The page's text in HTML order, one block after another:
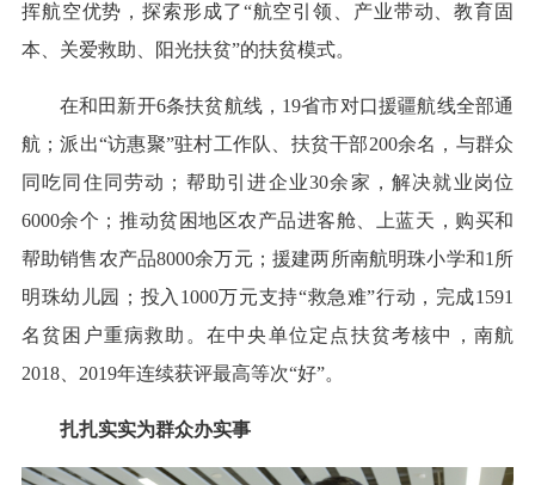
挥航空优势，探索形成了“航空引领、产业带动、教育固
本、关爱救助、阳光扶贫”的扶贫模式。
在和田新开6条扶贫航线，19省市对口援疆航线全部通
航；派出“访惠聚”驻村工作队、扶贫干部200余名，与群众
同吃同住同劳动；帮助引进企业30余家，解决就业岗位
6000余个；推动贫困地区农产品进客舱、上蓝天，购买和
帮助销售农产品8000余万元；援建两所南航明珠小学和1所
明珠幼儿园；投入1000万元支持“救急难”行动，完成1591
名贫困户重病救助。在中央单位定点扶贫考核中，南航
2018、2019年连续获评最高等次“好”。
扎扎实实为群众办实事